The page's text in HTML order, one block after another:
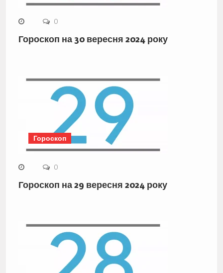
0
Гороскоп на 30 вересня 2024 року
Гороскоп
0
Гороскоп на 29 вересня 2024 року